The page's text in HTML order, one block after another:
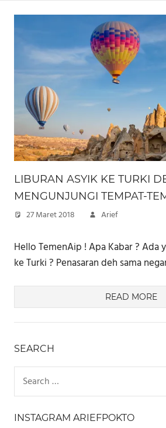
LIBURAN ASYIK KE TURKI
MENGUNJUNGI TEMPAT-
27 Maret 2018 Arief
Hello TemenAip ! Apa Kabar ? Ada
ke Turki ? Penasaran deh sama
READ MORE
SEARCH
for:
INSTAGRAM ARIEFPOKTO